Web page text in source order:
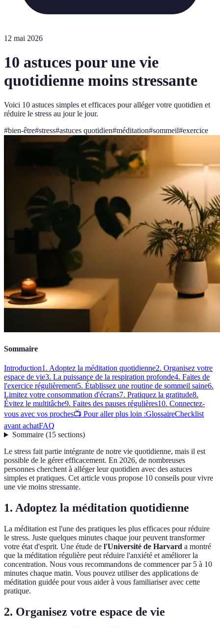
12 mai 2026
10 astuces pour une vie
quotidienne moins stressante
Voici 10 astuces simples et efficaces pour alléger votre quotidien et
réduire le stress au jour le jour.
#bien-être#stress#astuces quotidien#méditation#sommeil#exercice
Sommaire
Introduction1. Adoptez la méditation quotidienne2. Organisez votre
espace de vie3. La puissance de la respiration profonde4. Faites de
l'exercice régulièrement5. Établissez une routine de sommeil saine6.
Limitez votre consommation d'écrans7. Pratiquez la gratitude8.
Évitez le multitâche9. Faites des pauses régulières10. Connectez-
vous avec vos proches📺 Pour aller plus loin :GlossaireChecklist
avant achatFAQ
Sommaire(15 sections)
Le stress fait partie intégrante de notre vie quotidienne, mais il est
possible de le gérer efficacement. En 2026, de nombreuses
personnes cherchent à alléger leur quotidien avec des astuces
simples et pratiques. Cet article vous propose 10 conseils pour vivre
une vie moins stressante.
1. Adoptez la méditation quotidienne
La méditation est l'une des pratiques les plus efficaces pour réduire
le stress. Juste quelques minutes chaque jour peuvent transformer
votre état d'esprit. Une étude de l'Université de Harvard a montré
que la méditation régulière peut réduire l'anxiété et améliorer la
concentration. Nous vous recommandons de commencer par 5 à 10
minutes chaque matin. Vous pouvez utiliser des applications de
méditation guidée pour vous aider à vous familiariser avec cette
pratique.
2. Organisez votre espace de vie